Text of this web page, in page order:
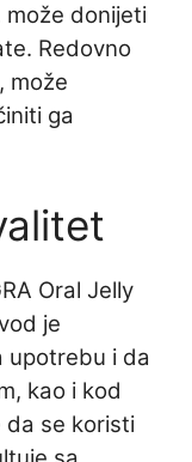
može donijeti
Redovno
može
ga
Oral Jelly
je
upotrebu i da
kao i kod
da se koristi